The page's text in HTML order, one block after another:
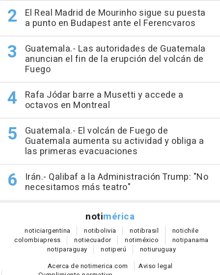
El Real Madrid de Mourinho sigue su puesta
a punto en Budapest ante el Ferencvaros
Guatemala.- Las autoridades de Guatemala
anuncian el fin de la erupción del volcán de
Fuego
Rafa Jódar barre a Musetti y accede a
octavos en Montreal
Guatemala.- El volcán de Fuego de
Guatemala aumenta su actividad y obliga a
las primeras evacuaciones
Irán.- Qalibaf a la Administración Trump: "No
necesitamos más teatro"
notimérica
noticiargentina notibolivia notibrasil notichile
colombiapress notiecuador notiméxico notipanama
notiparaguay notiperú notiuruguay
Acerca de notimerica.com
Aviso legal